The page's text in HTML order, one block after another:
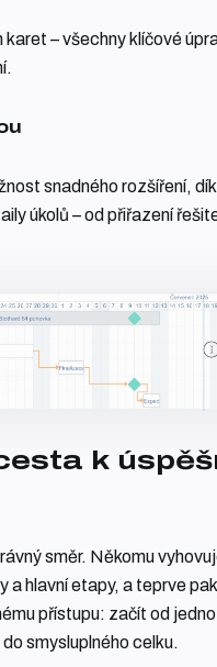
– všechny klíčové
snadného rozšíření,
úkolů – od přiřazení
k
směr. Někomu
a hlavní etapy, a teprve
přístupu: začít od
smysluplného celku.